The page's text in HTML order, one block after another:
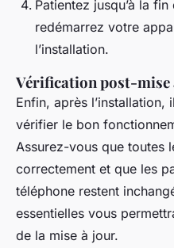
Patientez jusqu’à la
redémarrez votre
l’installation.
Vérification post-mise
Enfin, après l’installation,
vérifier le bon
Assurez-vous que toutes
correctement et que les
téléphone restent
essentielles vous
de la mise à jour.